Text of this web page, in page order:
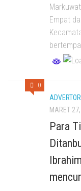
Empat
0
MARET
Para